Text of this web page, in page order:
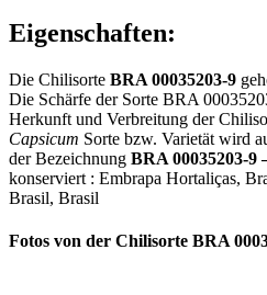
Eigenschaften:
Die Chilisorte BRA 00035203-9
Die Schärfe der Sorte BRA
Herkunft und Verbreitung der
Capsicum Sorte bzw. Varietät wird
der Bezeichnung BRA 00035203-9
konserviert : Embrapa Hortaliças,
Brasil, Brasil
Fotos von der Chilisorte BRA